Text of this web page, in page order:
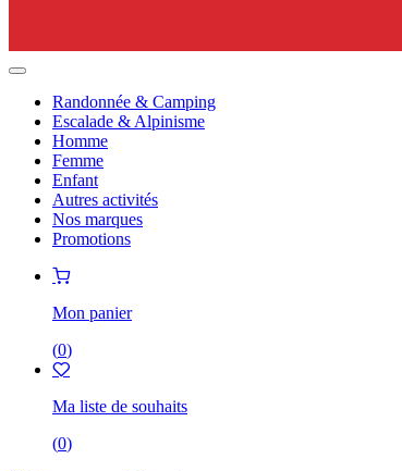
Randonnée & Camping
Escalade & Alpinisme
Homme
Femme
Enfant
Autres activités
Nos marques
Promotions
Mon panier
(0)
Ma liste de souhaits
(0)